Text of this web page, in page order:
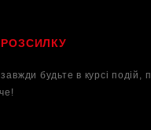
завжди будьте в курсі подій,